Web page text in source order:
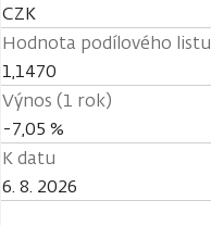
CZK
Hodnota podílového listu
1,1470
Výnos (1 rok)
-7,05 %
K datu
6. 8. 2026